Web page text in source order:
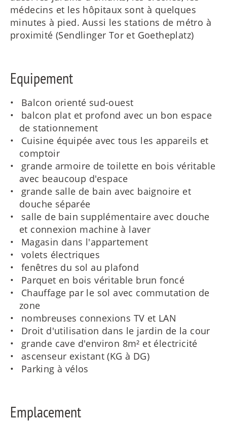
médecins et les hôpitaux sont à quelques
minutes à pied. Aussi les stations de métro à
proximité (Sendlinger Tor et Goetheplatz)
Equipement
Balcon orienté sud-ouest
balcon plat et profond avec un bon espace
de stationnement
Cuisine équipée avec tous les appareils et
comptoir
grande armoire de toilette en bois véritable
avec beaucoup d'espace
grande salle de bain avec baignoire et
douche séparée
salle de bain supplémentaire avec douche
et connexion machine à laver
Magasin dans l'appartement
volets électriques
fenêtres du sol au plafond
Parquet en bois véritable brun foncé
Chauffage par le sol avec commutation de
zone
nombreuses connexions TV et LAN
Droit d'utilisation dans le jardin de la cour
grande cave d'environ 8m² et électricité
ascenseur existant (KG à DG)
Parking à vélos
Emplacement